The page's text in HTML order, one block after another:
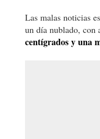
Las malas noticias
un día nublado, con
centígrados y una